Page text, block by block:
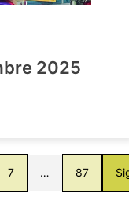
2025
7 … 87